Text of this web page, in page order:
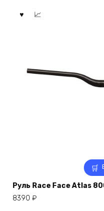
Руль Race Face Atlas
8390 ₽